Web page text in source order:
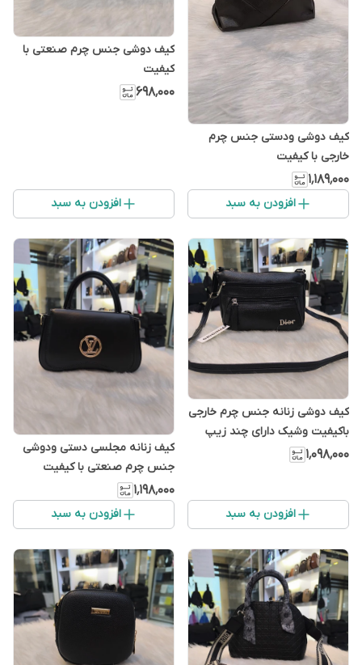
کیف دوشی ودستی جنس چرم
خارجی با کیفیت
۱٬۱۸۹٬۰۰۰
افزودن به سبد
کیف دوشی جنس چرم صنعتی با
کیفیت
۶۹۸٬۰۰۰
افزودن به سبد
کیف دوشی زنانه جنس چرم خارجی
باکیفیت وشیک دارای چند زیپ
کاربردی
۱٬۰۹۸٬۰۰۰
افزودن به سبد
کیف زنانه مجلسی دستی ودوشی
جنس چرم صنعتی با کیفیت
وشیک
۱٬۱۹۸٬۰۰۰
افزودن به سبد